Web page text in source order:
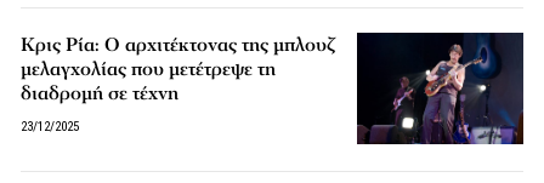
Κρις Ρία: Ο αρχιτέκτονας της μπλουζ
μελαγχολίας που μετέτρεψε τη
διαδρομή σε τέχνη
23/12/2025